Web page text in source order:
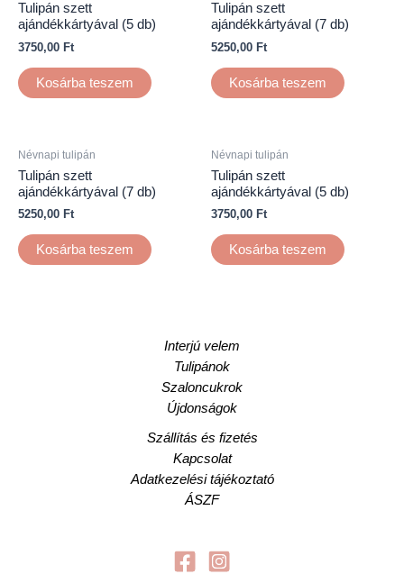
Tulipán szett
ajándékkártyával (5 db)
3750,00 Ft
Kosárba teszem
Tulipán szett
ajándékkártyával (7 db)
5250,00 Ft
Kosárba teszem
Névnapi tulipán
Tulipán szett
ajándékkártyával (7 db)
5250,00 Ft
Kosárba teszem
Névnapi tulipán
Tulipán szett
ajándékkártyával (5 db)
3750,00 Ft
Kosárba teszem
Interjú velem
Tulipánok
Szaloncukrok
Újdonságok
Szállítás és fizetés
Kapcsolat
Adatkezelési tájékoztató
ÁSZF